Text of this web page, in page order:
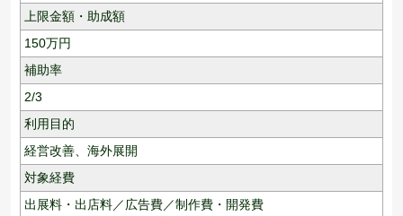
上限金額・助成額
150万円
補助率
2/3
利用目的
経営改善、 海外展開
対象経費
出展料・出店料／広告費／制作費・開発費